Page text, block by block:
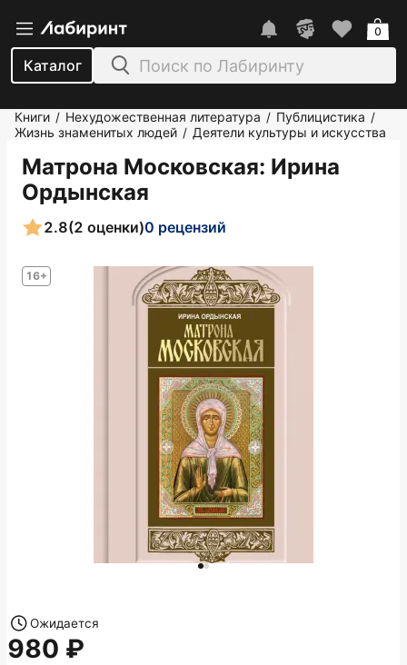
Каталог
0
Книги / Нехудожественная литература / Публицистика /
Жизнь знаменитых людей / Деятели культуры и искусства
Матрона Московская: Ирина
Ордынская
16+
2.8(2 оценки)0 рецензий
Ожидается
980